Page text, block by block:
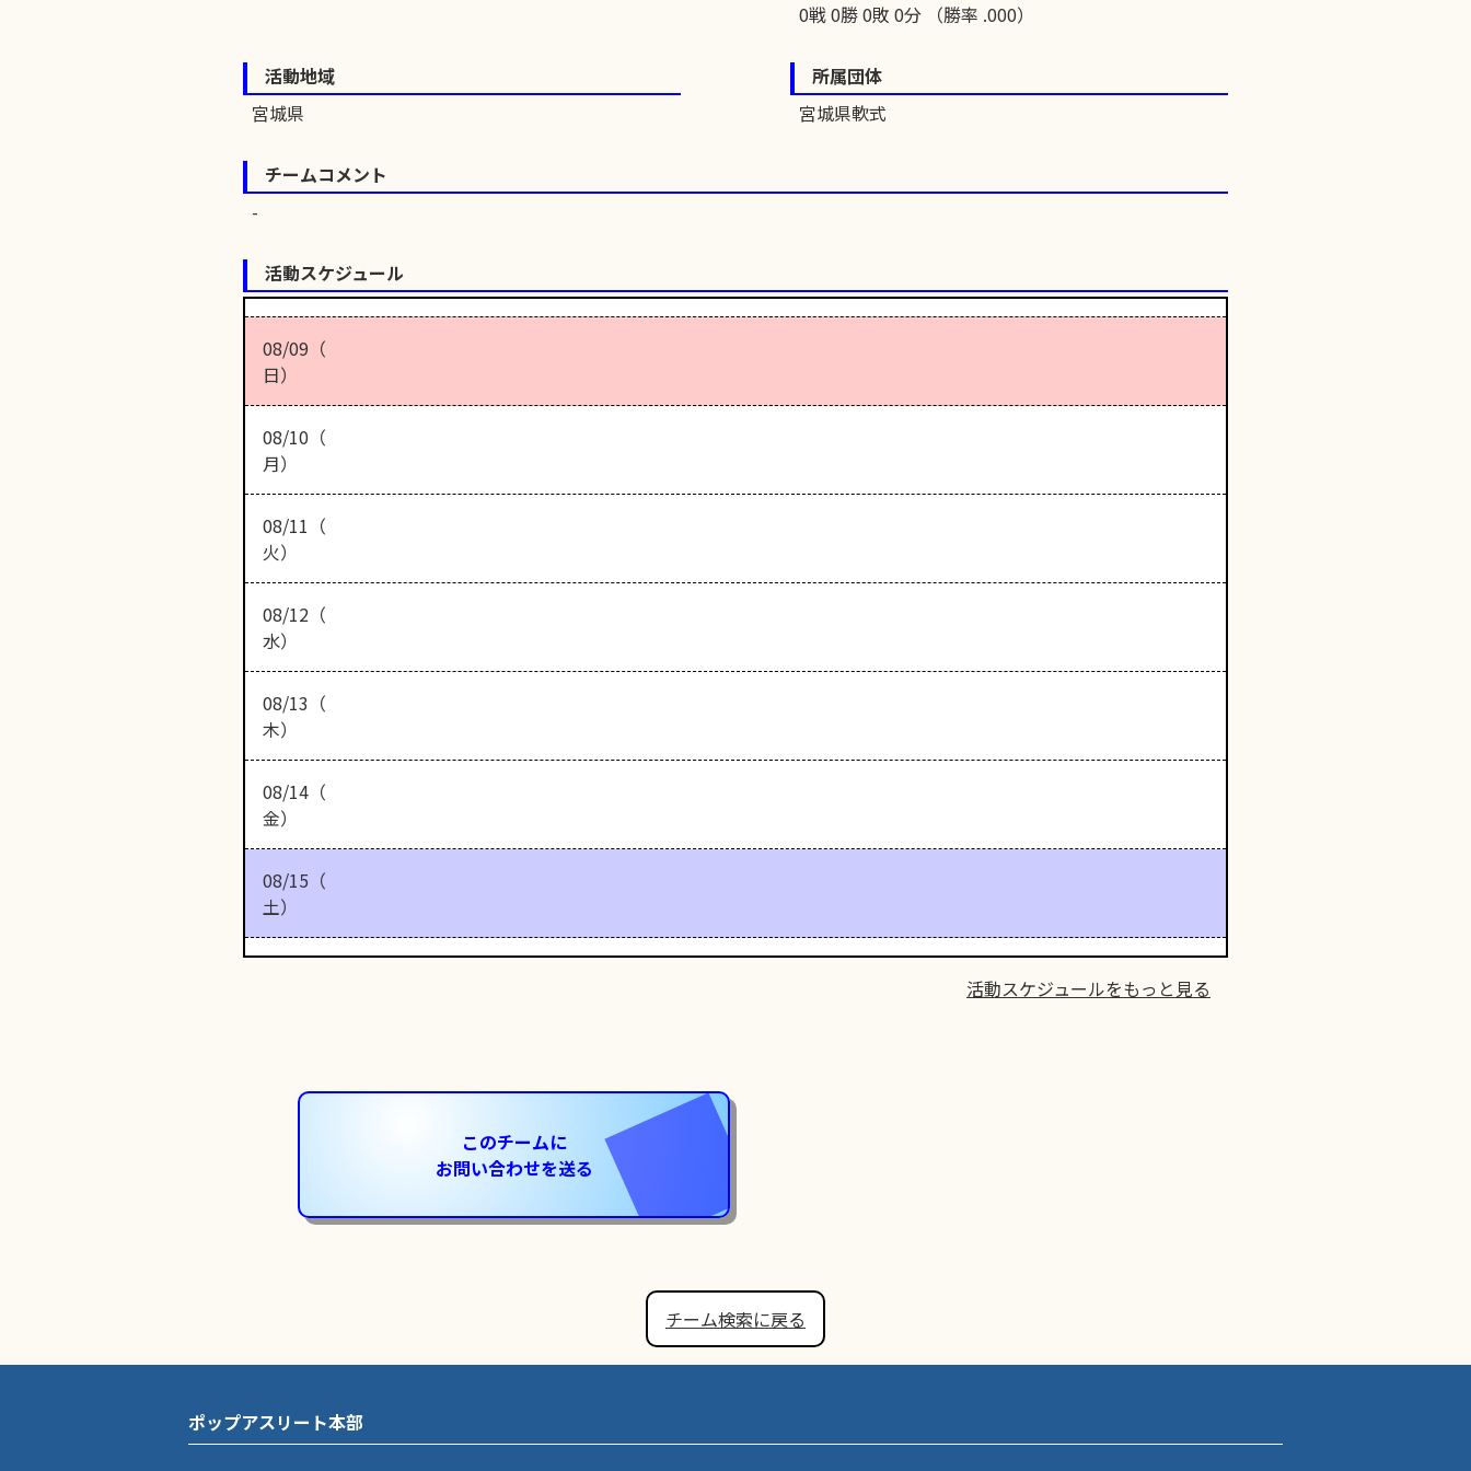
0戦 0勝 0敗 0分 （勝率 .000）
活動地域
宮城県
所属団体
宮城県軟式
チームコメント
活動スケジュール
08/09（
日）
08/10（
月）
08/11（
火）
08/12（
水）
08/13（
木）
08/14（
金）
08/15（
土）
活動スケジュールをもっと見る
このチームに
お問い合わせを送る
チーム検索に戻る
ポップアスリート本部